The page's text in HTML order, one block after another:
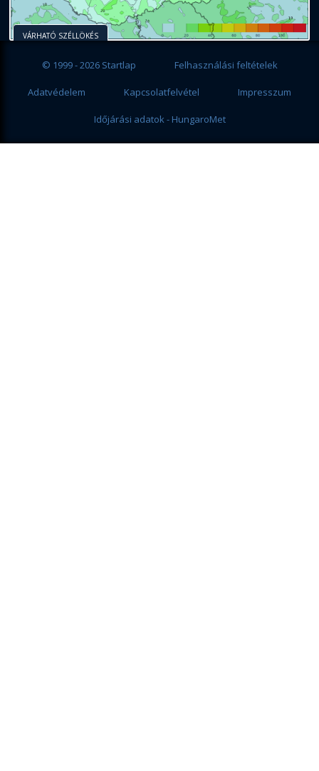
VÁRHATÓ SZÉLLÖKÉS
© 1999 - 2026 Startlap Felhasználási feltételek
Adatvédelem Kapcsolatfelvétel Impresszum
Időjárási adatok - HungaroMet